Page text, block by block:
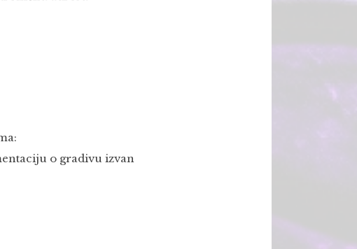
o gradivu izvan